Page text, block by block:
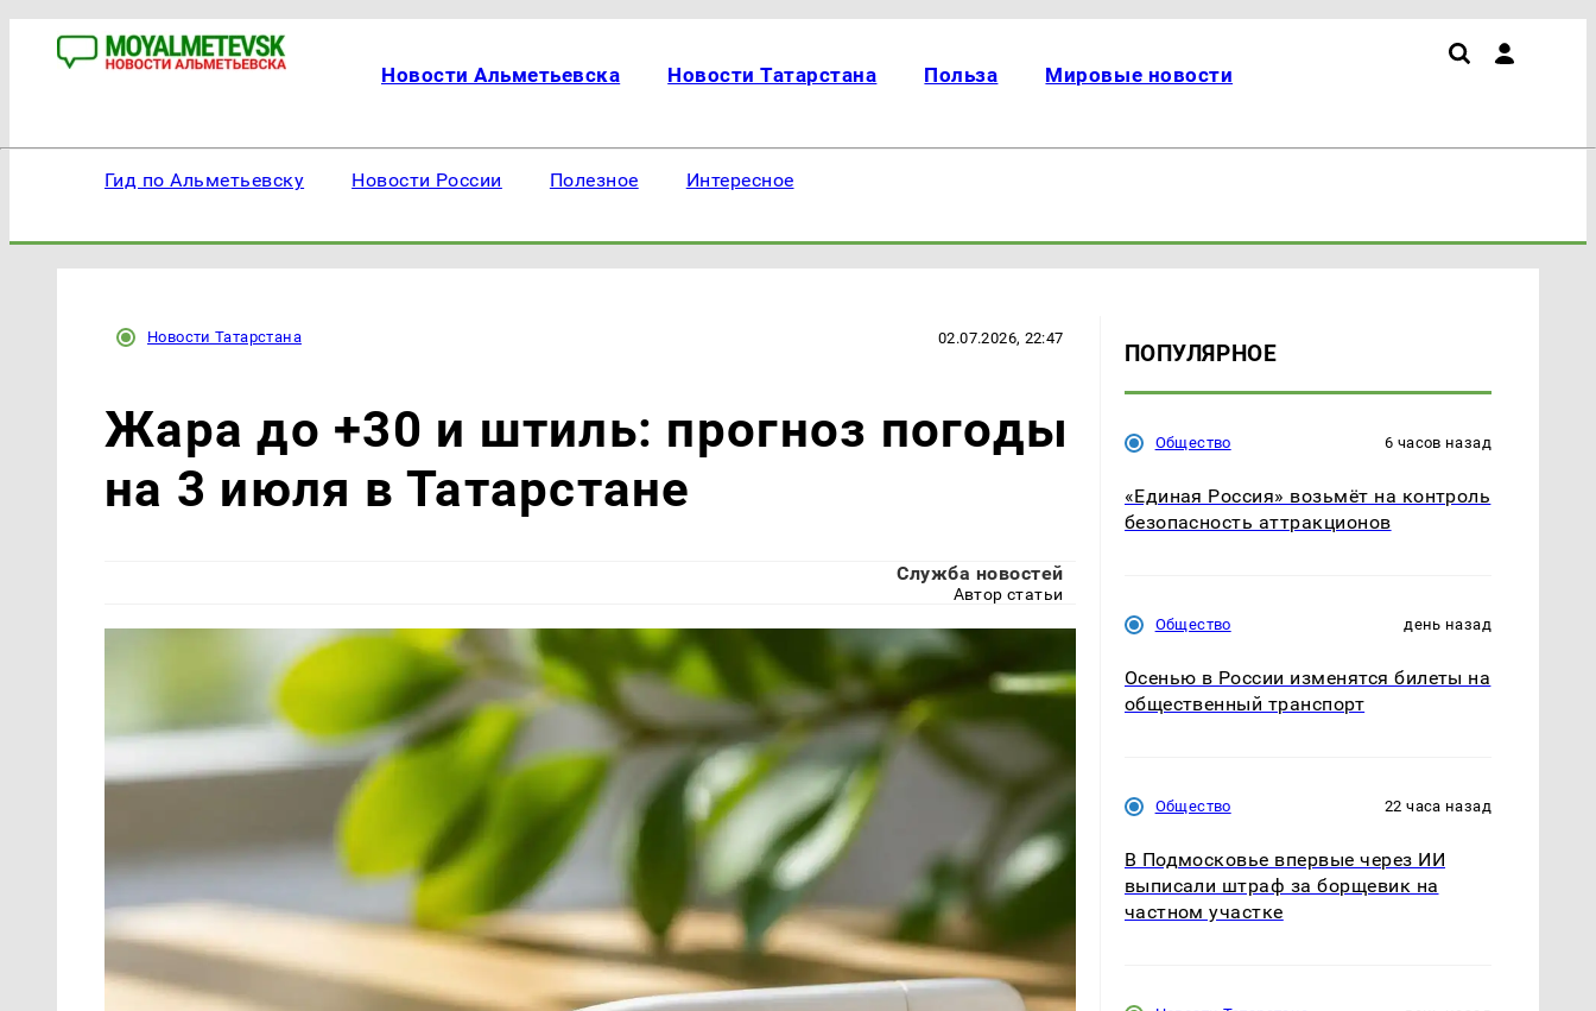
Новости Альметьевска Новости Татарстана Польза Мировые новости
Гид по Альметьевску Новости России Полезное Интересное
Новости Татарстана 02.07.2026, 22:47
Жара до +30 и штиль: прогноз погоды
на 3 июля в Татарстане
Служба новостей
Автор статьи
ПОПУЛЯРНОЕ
Общество 6 часов назад
«Единая Россия» возьмёт на контроль
безопасность аттракционов
Общество день назад
Осенью в России изменятся билеты на
общественный транспорт
Общество 22 часа назад
В Подмосковье впервые через ИИ
выписали штраф за борщевик на
частном участке